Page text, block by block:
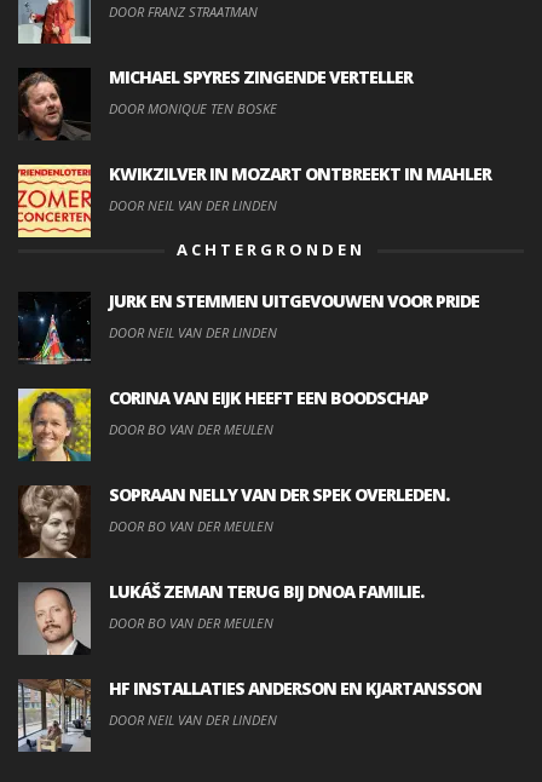
DOOR FRANZ STRAATMAN
MICHAEL SPYRES ZINGENDE VERTELLER
DOOR MONIQUE TEN BOSKE
KWIKZILVER IN MOZART ONTBREEKT IN MAHLER
DOOR NEIL VAN DER LINDEN
ACHTERGRONDEN
JURK EN STEMMEN UITGEVOUWEN VOOR PRIDE
DOOR NEIL VAN DER LINDEN
CORINA VAN EIJK HEEFT EEN BOODSCHAP
DOOR BO VAN DER MEULEN
SOPRAAN NELLY VAN DER SPEK OVERLEDEN.
DOOR BO VAN DER MEULEN
LUKÁŠ ZEMAN TERUG BIJ DNOA FAMILIE.
DOOR BO VAN DER MEULEN
HF INSTALLATIES ANDERSON EN KJARTANSSON
DOOR NEIL VAN DER LINDEN